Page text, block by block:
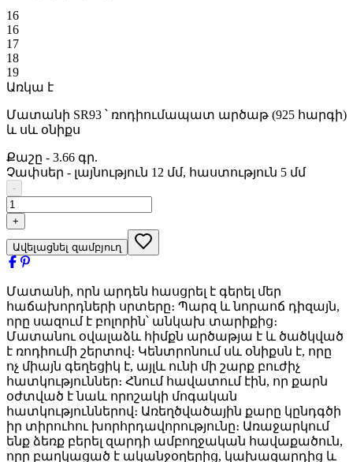
16
16
17
18
19
Առկա է
Մատանի SR93 ՝ ռոդիումապատ արծաթ (925 հարգի)
և սև օնիքս
Քաշը - 3.66 գր.
Չափսեր - լայնություն 12 մմ, հաստություն 5 մմ
-
+
Ավելացնել զամբյուղ
Մատանի, որն արդեն հասցրել է գերել մեր
հաճախորդների սրտերը։ Պարզ և նորաոճ դիզայն,
որը սազում է բոլորին՝ անկախ տարիքից։
Մատանու օվալաձև հիմքն արծաթյա է և ծածկված
է ռոդիումի շերտով։ Կենտրոնում սև օնիքսն է, որը
ոչ միայն գեղեցիկ է, այլև ունի մի շարք բուժիչ
հատկություններ։ Հնում հավատում էին, որ քարն
օժտված է նաև որոշակի մոգական
հատկություններով։ Առեղծվածային քարը կընդգծի
իր տիրուհու խորհրդավորությունը։ Առաջարկում
ենք ձեռք բերել զարդի ամբողջական հավաքածուն,
որը բաղկացած է ականջօղերից, կախազարդից և